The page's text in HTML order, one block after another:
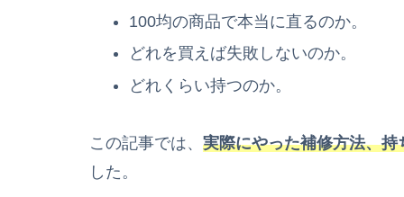
100均の商品で本当に直るのか。
どれを買えば失敗しないのか。
どれくらい持つのか。
この記事では、 実際にやった補修方法、
した。